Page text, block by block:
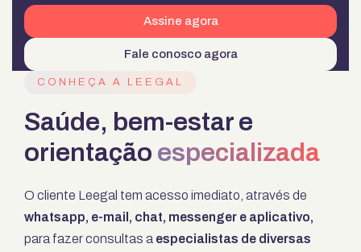
Assine agora
Fale conosco agora
CONHEÇA A LEEGAL
Saúde, bem-estar e
orientação especializada
O cliente Leegal tem acesso imediato, através de
whatsapp, e-mail, chat, messenger e aplicativo,
para fazer consultas a especialistas de diversas